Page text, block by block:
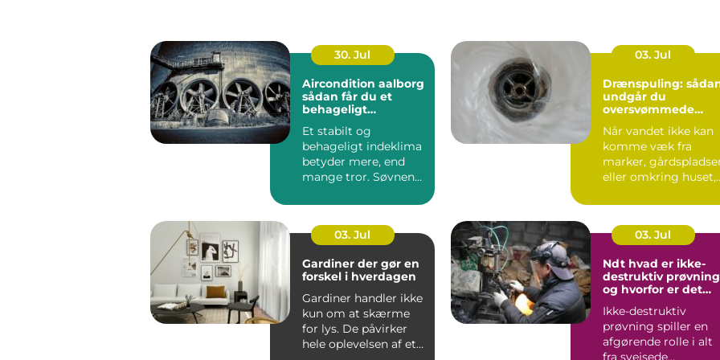
30. Jul
Aircondition aalborg
sådan får du et
behageligt
Et stabilt og
behageligt indeklima
betyder mere, end
mange tror. Søvnen
koncentratione...
03. Jul
Drænspuling:
undgår du
oversvømmede
grunde
Når vandet ikke kan
komme væk fra
marker,
eller omkring huset,
dy...
03. Jul
Gardiner der gør en
forskel i hverdagen
Gardiner handler ikke
kun om at skærme
for lys. De påvirker
hele oplevelsen af et
03. Jul
Ndt hvad er ikke-
destruktiv
og hvorfor er det
Ikke-destruktiv
prøvning spiller en
afgørende rolle i alt
fra svejsede